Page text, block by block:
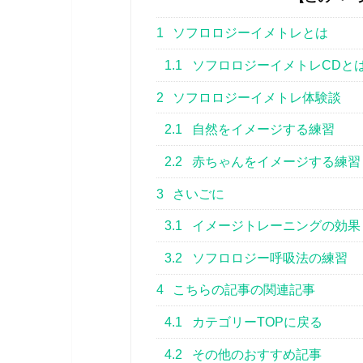
1 ソフロロジーイメトレとは
1.1 ソフロロジーイメトレCDと
2 ソフロロジーイメトレ体験談
2.1 自然をイメージする練習
2.2 赤ちゃんをイメージする練習
3 さいごに
3.1 イメージトレーニングの効果
3.2 ソフロロジー呼吸法の練習
4 こちらの記事の関連記事
4.1 カテゴリーTOPに戻る
4.2 その他のおすすめ記事